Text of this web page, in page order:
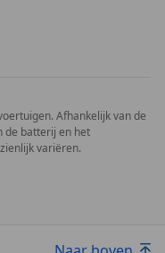
Afhankelijk van de
de batterij en het
variëren.